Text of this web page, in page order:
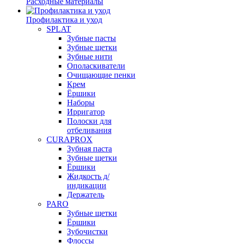
Профилактика и уход
SPLAT
Зубные пасты
Зубные щетки
Зубные нити
Ополаскиватели
Очищающие пенки
Крем
Ёршики
Наборы
Ирригатор
Полоски для
отбеливания
CURAPROX
Зубная паста
Зубные щетки
Ёршики
Жидкость д/
индикации
Держатель
PARO
Зубные щетки
Ёршики
Зубочистки
Флоссы